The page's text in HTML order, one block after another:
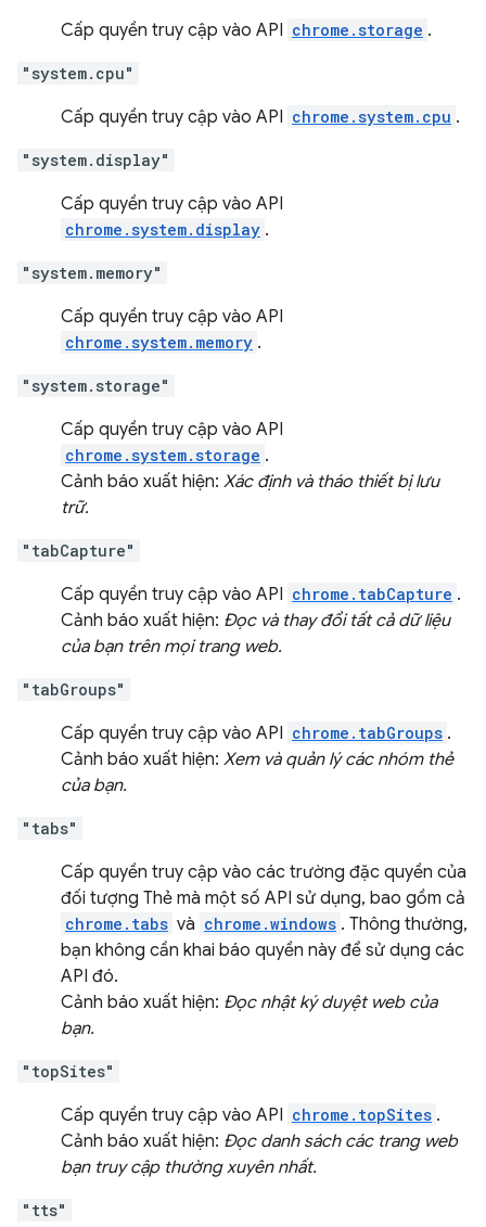
Cấp quyền truy cập vào API chrome.storage .
"system.cpu"
Cấp quyền truy cập vào API chrome.system.cpu .
"system.display"
Cấp quyền truy cập vào API
chrome.system.display .
"system.memory"
Cấp quyền truy cập vào API
chrome.system.memory .
"system.storage"
Cấp quyền truy cập vào API
chrome.system.storage .
Cảnh báo xuất hiện: Xác định và tháo thiết bị lưu
trữ.
"tabCapture"
Cấp quyền truy cập vào API chrome.tabCapture .
Cảnh báo xuất hiện: Đọc và thay đổi tất cả dữ liệu
của bạn trên mọi trang web.
"tabGroups"
Cấp quyền truy cập vào API chrome.tabGroups .
Cảnh báo xuất hiện: Xem và quản lý các nhóm thẻ
của bạn.
"tabs"
Cấp quyền truy cập vào các trường đặc quyền của
đối tượng Thẻ mà một số API sử dụng, bao gồm cả
chrome.tabs và chrome.windows . Thông thường,
bạn không cần khai báo quyền này để sử dụng các
API đó.
Cảnh báo xuất hiện: Đọc nhật ký duyệt web của
bạn.
"topSites"
Cấp quyền truy cập vào API chrome.topSites .
Cảnh báo xuất hiện: Đọc danh sách các trang web
bạn truy cập thường xuyên nhất.
"tts"